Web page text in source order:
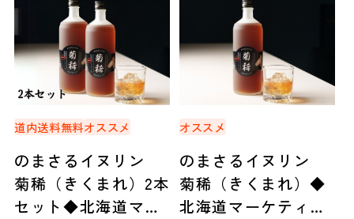
道内送料無料オススメ
のまさるイヌリン
菊稀（きくまれ）2本
セット◆北海道マー
オススメ
のまさるイヌリン
菊稀（きくまれ）◆
北海道マーケティン